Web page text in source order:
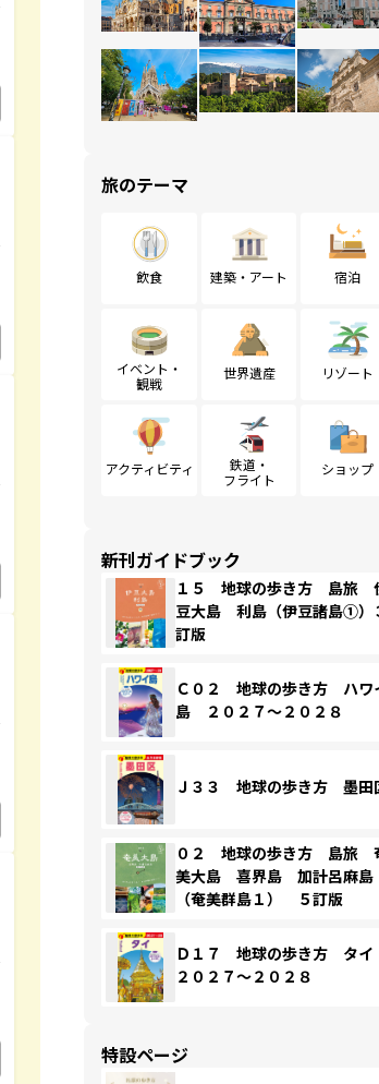
旅のテーマ
飲食 建築・アート 宿泊
イベント・
観戦
世界遺産 リゾート
アクティビティ
鉄道・
フライト
ショップ
新刊ガイドブック
１５ 地球の歩き方 島旅
豆大島 利島（伊豆諸島①）
訂版
Ｃ０２ 地球の歩き方 ハワ
島 ２０２７～２０２８
Ｊ３３ 地球の歩き方 墨田
０２ 地球の歩き方 島旅
美大島 喜界島 加計呂麻島
（奄美群島１） ５訂版
Ｄ１７ 地球の歩き方 タイ
２０２７～２０２８
特設ページ